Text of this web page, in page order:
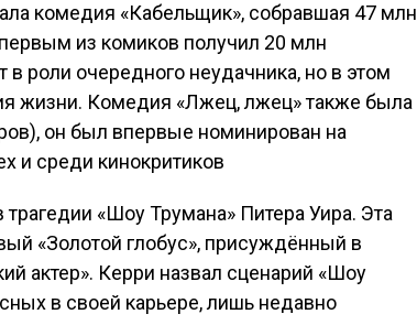
комедия «Кабельщик», собравшая 47 млн
из комиков получил 20 млн
роли очередного неудачника, но в этом
жизни. Комедия «Лжец, лжец» также была
он был впервые номинирован на
и среди кинокритиков
«Шоу Трумана» Питера Уира. Эта
«Золотой глобус», присуждённый в
актер». Керри назвал сценарий «Шоу
в своей карьере, лишь недавно